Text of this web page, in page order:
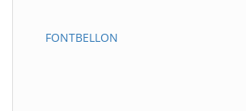
FONTBELLON